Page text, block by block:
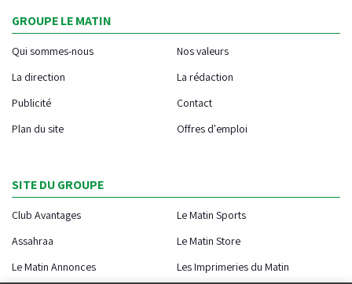
GROUPE LE MATIN
Qui sommes-nous
Nos valeurs
La direction
La rédaction
Publicité
Contact
Plan du site
Offres d'emploi
SITE DU GROUPE
Club Avantages
Le Matin Sports
Assahraa
Le Matin Store
Le Matin Annonces
Les Imprimeries du Matin